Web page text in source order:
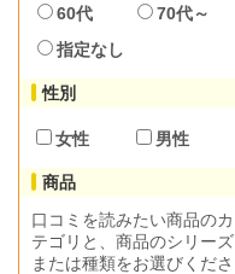
60代
70代～
指定なし
性別
女性 男性
商品
口コミを読みたい商品のカ
テゴリと、商品のシリーズ
または種類をお選びくださ